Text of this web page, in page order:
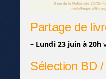
Partage de
– Lundi 23 juin à 20h
Sélection BD